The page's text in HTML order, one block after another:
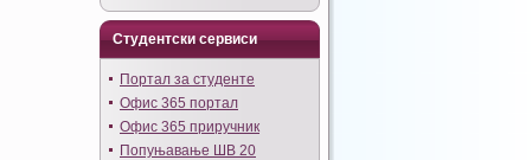
Студентски сервиси
Портал за студенте
Офис 365 портал
Офис 365 приручник
Попуњавање ШВ 20